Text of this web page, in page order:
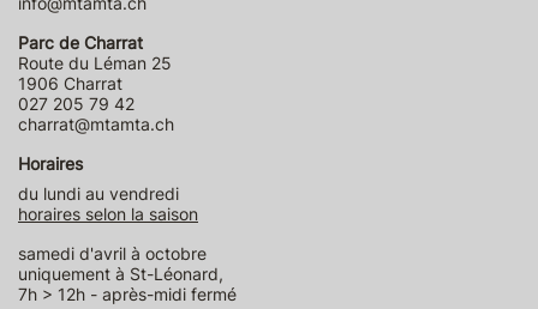
Parc de Charrat
Route du Léman 25
1906 Charrat
027 205 79 42
charrat@mtamta.ch
Horaires
du lundi au vendredi
horaires selon la saison
samedi d'avril à octobre
uniquement à St-Léonard,
7h > 12h - après-midi fermé